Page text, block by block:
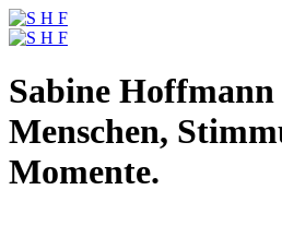
Sabine
Menschen,
Momente.